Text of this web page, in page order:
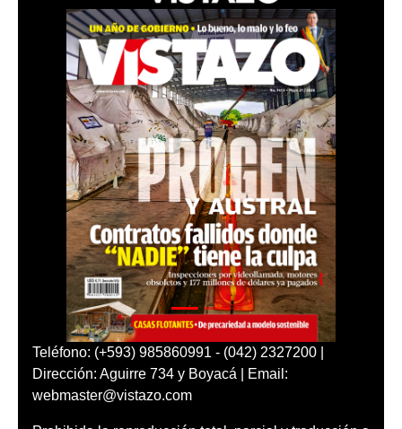
Teléfono: (+593) 985860991 - (042) 2327200 |
Dirección: Aguirre 734 y Boyacá | Email:
webmaster@vistazo.com